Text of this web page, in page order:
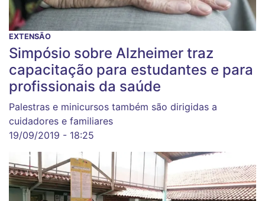
EXTENSÃO
Simpósio sobre Alzheimer traz
capacitação para estudantes e para
profissionais da saúde
Palestras e minicursos também são dirigidas a
cuidadores e familiares
19/09/2019 - 18:25